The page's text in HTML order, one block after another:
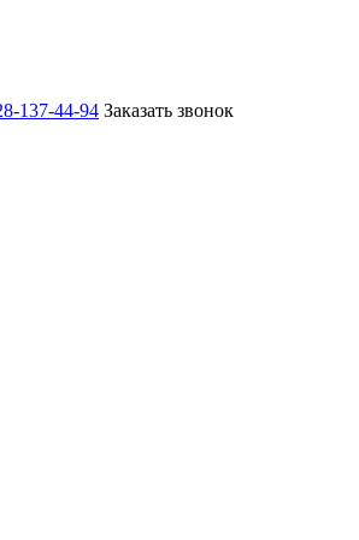
137-44-94 Заказать звонок